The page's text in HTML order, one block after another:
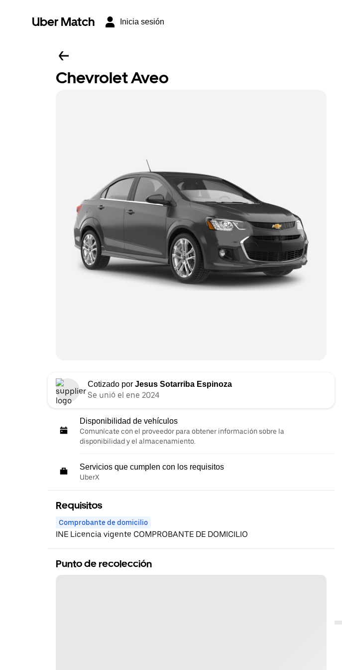
Uber Match Inicia sesión
Chevrolet Aveo
Cotizado por Jesus Sotarriba Espinoza
Se unió el ene 2024
Disponibilidad de vehículos
Comunícate con el proveedor para obtener información sobre la
disponibilidad y el almacenamiento.
Servicios que cumplen con los requisitos
UberX
Requisitos
Comprobante de domicilio
INE Licencia vigente COMPROBANTE DE DOMICILIO
Punto de recolección